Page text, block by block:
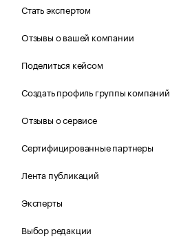
Стать экспертом
Отзывы о вашей компании
Поделиться кейсом
Создать профиль группы компаний
Отзывы о сервисе
Сертифицированные партнеры
Лента публикаций
Эксперты
Выбор редакции